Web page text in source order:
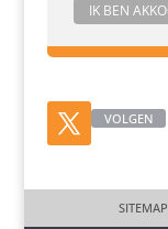
VOLGEN
SITEMAP